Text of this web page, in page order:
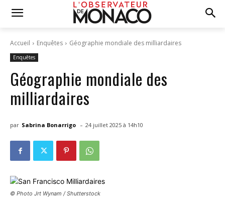
Accueil Enquêtes Géographie mondiale des milliardaires
Enquêtes
Géographie mondiale des
milliardaires
par Sabrina Bonarrigo - 24 juillet 2025 à 14h10
© Photo Jrt Wynam / Shutterstock